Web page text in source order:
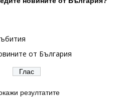
от България
резултатите